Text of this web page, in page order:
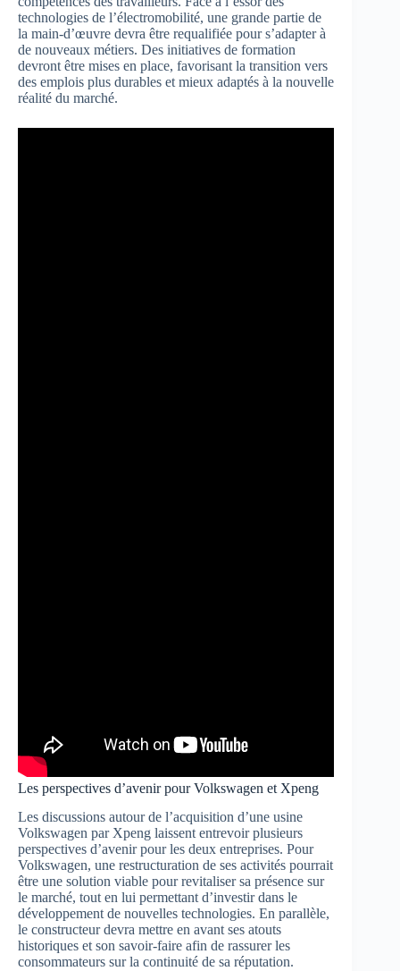
technologies de l’électromobilité, une grande partie de
la main-d’œuvre devra être requalifiée pour s’adapter à
de nouveaux métiers. Des initiatives de formation
devront être mises en place, favorisant la transition vers
des emplois plus durables et mieux adaptés à la nouvelle
réalité du marché.
Les perspectives d’avenir pour Volkswagen et Xpeng
Les discussions autour de l’acquisition d’une usine
Volkswagen par Xpeng laissent entrevoir plusieurs
perspectives d’avenir pour les deux entreprises. Pour
Volkswagen, une restructuration de ses activités pourrait
être une solution viable pour revitaliser sa présence sur
le marché, tout en lui permettant d’investir dans le
développement de nouvelles technologies. En parallèle,
le constructeur devra mettre en avant ses atouts
historiques et son savoir-faire afin de rassurer les
consommateurs sur la continuité de sa réputation.